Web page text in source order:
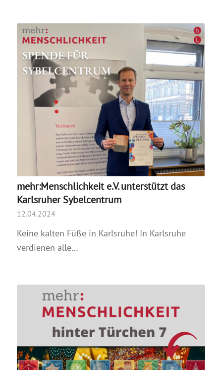
mehr:Menschlichkeit e.V. unterstützt das
Karlsruher Sybelcentrum
12.04.2024
Keine kalten Füße in Karlsruhe! In Karlsruhe
verdienen alle…